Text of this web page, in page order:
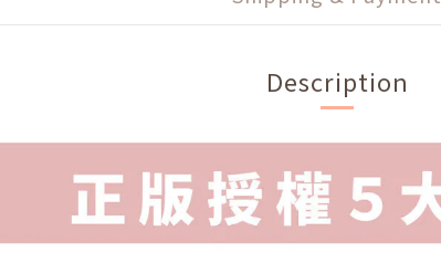
Description